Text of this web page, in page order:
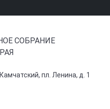
СОБРАНИЕ
пл. Ленина, д. 1